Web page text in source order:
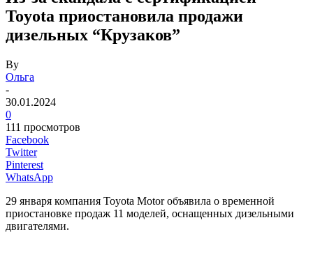
Toyota приостановила продажи
дизельных “Крузаков”
By
Ольга
-
30.01.2024
0
111 просмотров
Facebook
Twitter
Pinterest
WhatsApp
29 января компания Toyota Motor объявила о временной
приостановке продаж 11 моделей, оснащенных дизельными
двигателями.